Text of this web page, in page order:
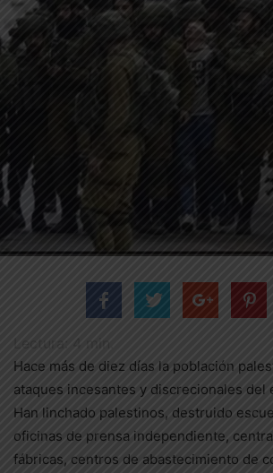
Hace más de diez días la población
ataques incesantes y discrecionales del
Han linchado palestinos, destruido
oficinas de prensa independiente,
fábricas, centros de abastecimiento de